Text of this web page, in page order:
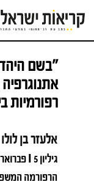
לתוכן
"בשם
רפורמיות
אלעזר בן לולו
הרפורמה